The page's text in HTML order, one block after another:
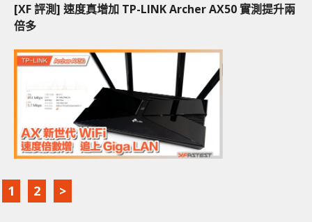
[XF 評測] 速度真增加 TP-LINK Archer AX50 實測提升兩
倍多
1 2 >